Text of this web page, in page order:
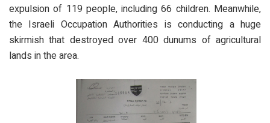
expulsion of 119 people, including 66 children. Meanwhile,
the Israeli Occupation Authorities is conducting a huge
skirmish that destroyed over 400 dunums of agricultural
lands in the area.